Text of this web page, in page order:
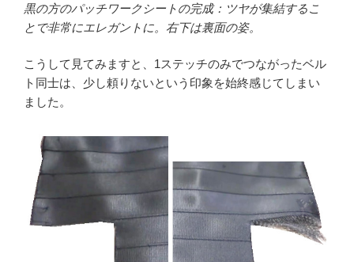
黒の方のパッチワークシートの完成：ツヤが集結するこ
とで非常にエレガントに。右下は裏面の姿。
こうして見てみますと、1ステッチのみでつながったベル
ト同士は、少し頼りないという印象を始終感じてしまい
ました。